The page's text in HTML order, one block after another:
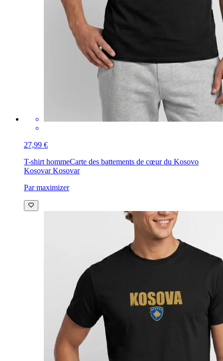
27,99 €
T-shirt hommeCarte des battements de cœur du Kosovo
Kosovar Kosovar
Par maximizer